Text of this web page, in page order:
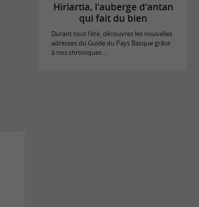
Hiriartia, l'auberge d'antan
qui fait du bien
Durant tout l'été, découvrez les nouvelles
adresses du Guide du Pays Basque grâce
à nos chroniques ...